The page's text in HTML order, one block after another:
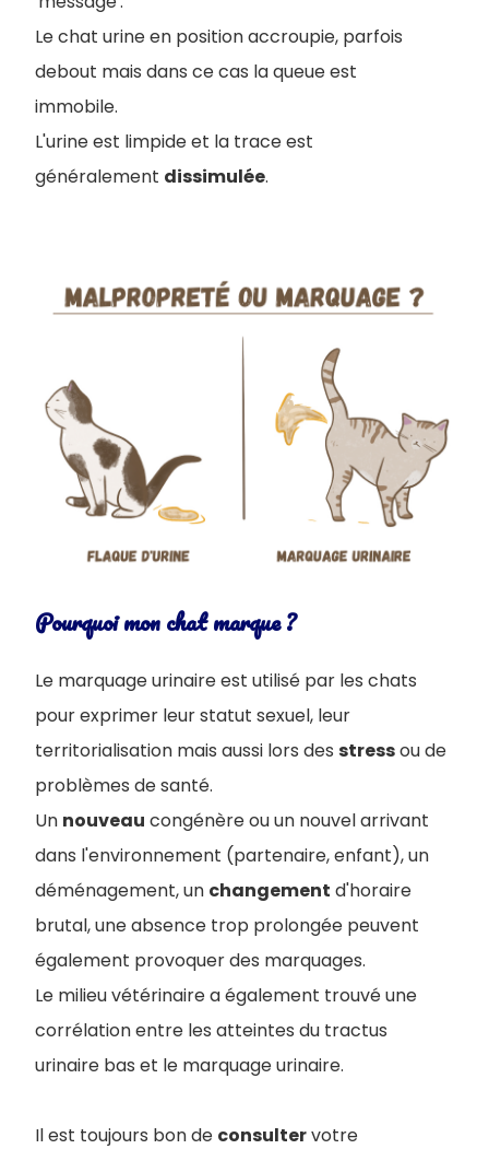
Le chat urine en position accroupie, parfois
debout mais dans ce cas la queue est
immobile.
L'urine est limpide et la trace est
généralement dissimulée.
Pourquoi mon chat marque ?
Le marquage urinaire est utilisé par les chats
pour exprimer leur statut sexuel, leur
territorialisation mais aussi lors des stressou de
problèmes de santé.
Un nouveau congénère ou un nouvel arrivant
dans l'environnement (partenaire, enfant), un
déménagement, un changement d'horaire
brutal, une absence trop prolongée peuvent
également provoquer des marquages.
Le milieu vétérinaire a également trouvé une
corrélation entre les atteintes du tractus
urinaire bas et le marquage urinaire.
Il est toujours bon de consultervotre